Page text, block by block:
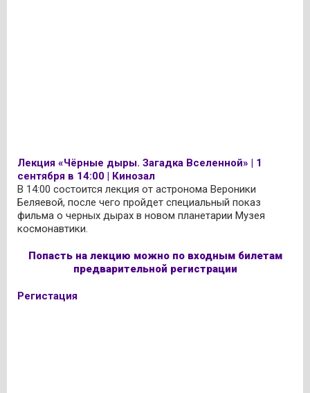
Лекция «Чёрные дыры. Загадка Вселенной» | 1
сентября в 14:00 | Кинозал
В 14:00 состоится лекция от астронома Вероники
Беляевой, после чего пройдет специальный показ
фильма о черных дырах в новом планетарии Музея
космонавтики.
Попасть на лекцию можно по входным билетам
предварительной регистрации
Регистация